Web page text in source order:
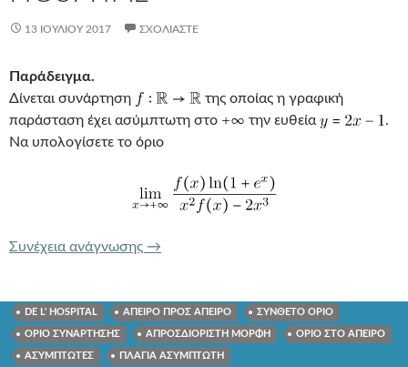
13 ΙΟΥΛΊΟΥ 2017 ΣΧΟΛΙΆΣΤΕ
Παράδειγμα.
Δίνεται συνάρτηση
της οποίας η γραφική
παράσταση έχει ασύμπτωτη στο
την ευθεία
.
Να υπολογίσετε το όριο
Συνέχεια ανάγνωσης ΑΣΥΜΠΤΩΤΗ ΚΑΙ ΟΡΙΟ ΣΥΝΑΡΤΗΣΗΣ
→
DE L' HOSPITAL ΑΠΕΙΡΟ ΠΡΟΣ ΑΠΕΙΡΟ ΣΥΝΘΕΤΟ ΟΡΙΟ
ΟΡΙΟ ΣΥΝΑΡΤΗΣΗΣ ΑΠΡΟΣΔΙΟΡΙΣΤΗ ΜΟΡΦΗ ΟΡΙΟ ΣΤΟ ΑΠΕΙΡΟ
ΑΣΥΜΠΤΩΤΕΣ ΠΛΑΓΙΑ ΑΣΥΜΠΤΩΤΗ